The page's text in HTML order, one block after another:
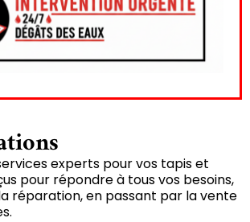
experts pour vos tapis et
pour répondre à tous vos besoins,
réparation, en passant par la vente